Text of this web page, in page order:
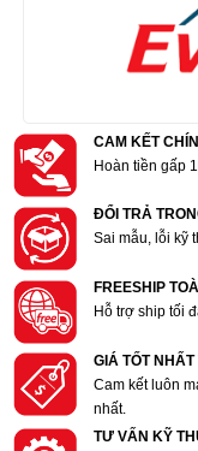
CAM KẾT
Hoàn tiền gấp
ĐỔI TRẢ
Sai mẫu, lỗi kỹ
FREESHIP
Hỗ trợ ship tối
GIÁ TỐT
Cam kết luôn
nhất.
TƯ VẤN KỸ